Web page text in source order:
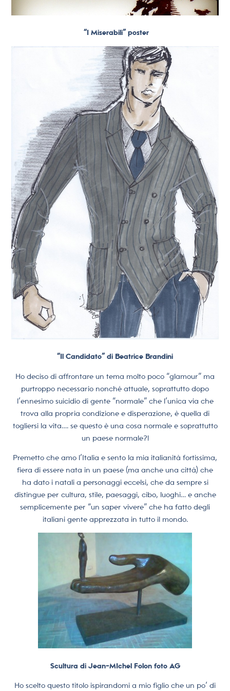
“I Miserabili” poster
“Il Candidato” di Beatrice Brandini
Ho deciso di affrontare un tema molto poco “glamour” ma
purtroppo necessario nonché attuale, soprattutto dopo
l’ennesimo suicidio di gente “normale” che l’unica via che
trova alla propria condizione e disperazione, è quella di
togliersi la vita…. se questo è una cosa normale e soprattutto
un paese normale?!
Premetto che amo l’Italia e sento la mia italianità fortissima,
fiera di essere nata in un paese (ma anche una città) che
ha dato i natali a personaggi eccelsi, che da sempre si
distingue per cultura, stile, paesaggi, cibo, luoghi… e anche
semplicemente per “un saper vivere” che ha fatto degli
italiani gente apprezzata in tutto il mondo.
Scultura di Jean-MIchel Folon foto AG
Ho scelto questo titolo ispirandomi a mio figlio che un po’ di